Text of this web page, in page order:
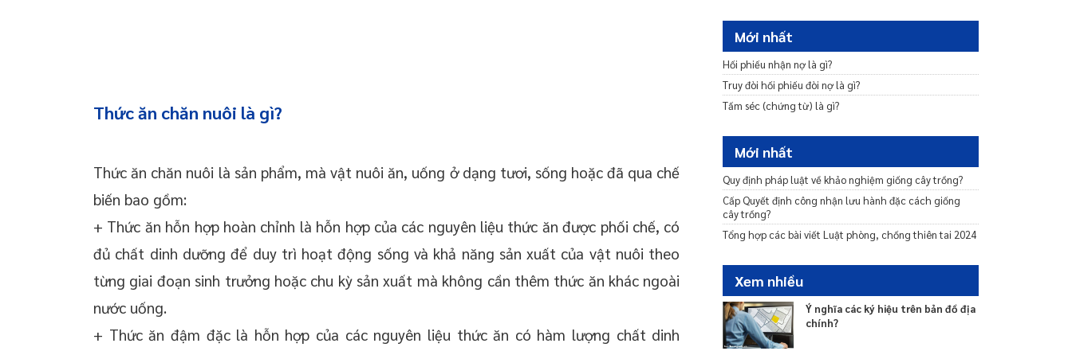
Thức ăn chăn nuôi là gì?
Thức ăn chăn nuôi là sản phẩm, mà vật nuôi ăn, uống ở dạng tươi, sống hoặc đã qua chế
biến bao gồm:
+ Thức ăn hỗn hợp hoàn chỉnh là hỗn hợp của các nguyên liệu thức ăn được phối chế, có
đủ chất dinh dưỡng để duy trì hoạt động sống và khả năng sản xuất của vật nuôi theo
từng giai đoạn sinh trưởng hoặc chu kỳ sản xuất mà không cần thêm thức ăn khác ngoài
nước uống.
+ Thức ăn đậm đặc là hỗn hợp của các nguyên liệu thức ăn có hàm lượng chất dinh
Trình tự cấp Giấy chứng nhận đủ điều kiện chăn nuôi?
Thủ tục trao đổi nguồn gen giống vật nuôi quý, hiếm?
Thăm dò, khai thác nước dưới đất được quy định như
thế nào?
Di Sản Thiên Nhiên Là Gì?
Hệ thống quy chuẩn kỹ thuật môi trường là gì?
Mới nhất
Hối phiếu nhận nợ là gì?
Truy đòi hối phiếu đòi nợ là gì?
Tấm séc (chứng từ) là gì?
Mới nhất
Quy định pháp luật về khảo nghiệm giống cây trồng?
Cấp Quyết định công nhận lưu hành đặc cách giống
cây trồng?
Tổng hợp các bài viết Luật phòng, chống thiên tai 2024
Xem nhiều
Ý nghĩa các ký hiệu trên bản đồ địa
chính?